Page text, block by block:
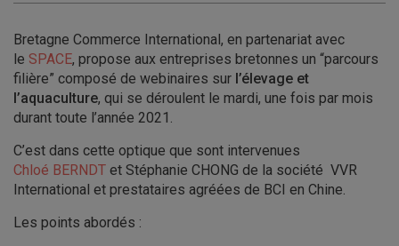
Bretagne Commerce International, en partenariat avec
le SPACE, propose aux entreprises bretonnes un “parcours
filière” composé de webinaires sur l’élevage et
l’aquaculture, qui se déroulent le mardi, une fois par mois
durant toute l’année 2021.
C’est dans cette optique que sont intervenues
Chloé BERNDT et Stéphanie CHONG de la société VVR
International et prestataires agréées de BCI en Chine.
Les points abordés :